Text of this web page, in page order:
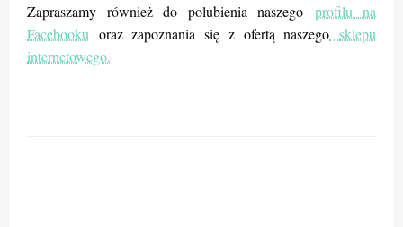
Zapraszamy również do polubienia naszego profilu na
Facebooku oraz zapoznania się z ofertą naszego sklepu
internetowego.